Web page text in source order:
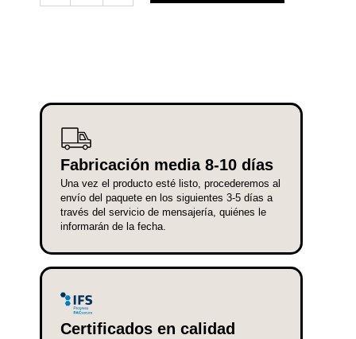
Fabricación media 8-10 días
Una vez el producto esté listo, procederemos al
envío del paquete en los siguientes 3-5 días a
través del servicio de mensajería, quiénes le
informarán de la fecha.
Certificados en calidad